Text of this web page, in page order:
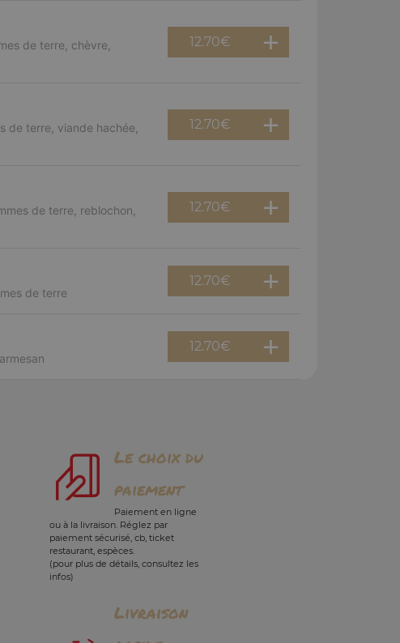
de terre, chèvre,
12.70€
de terre, viande hachée,
12.70€
de terre, reblochon,
12.70€
de terre
12.70€
12.70€
Le choix du
paiement
Paiement en ligne
ou à la livraison. Réglez par
paiement sécurisé, cb, ticket
restaurant, espèces.
(pour plus de détails, consultez les
infos)
Livraison